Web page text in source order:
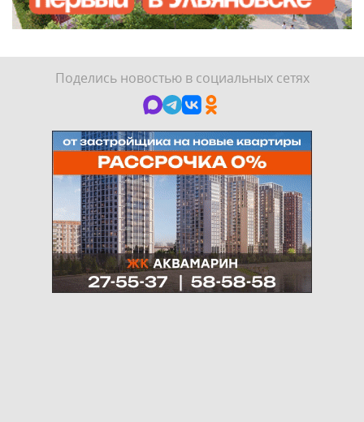
Поделись новостью в социальных сетях